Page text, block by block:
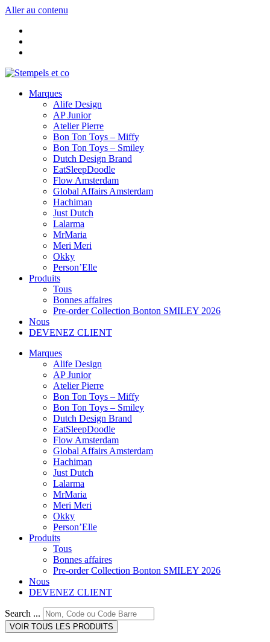
Aller au contenu
Marques
Alife Design
AP Junior
Atelier Pierre
Bon Ton Toys – Miffy
Bon Ton Toys – Smiley
Dutch Design Brand
EatSleepDoodle
Flow Amsterdam
Global Affairs Amsterdam
Hachiman
Just Dutch
Lalarma
MrMaria
Meri Meri
Okky
Person’Elle
Produits
Tous
Bonnes affaires
Pre-order Collection Bonton SMILEY 2026
Nous
DEVENEZ CLIENT
Marques
Alife Design
AP Junior
Atelier Pierre
Bon Ton Toys – Miffy
Bon Ton Toys – Smiley
Dutch Design Brand
EatSleepDoodle
Flow Amsterdam
Global Affairs Amsterdam
Hachiman
Just Dutch
Lalarma
MrMaria
Meri Meri
Okky
Person’Elle
Produits
Tous
Bonnes affaires
Pre-order Collection Bonton SMILEY 2026
Nous
DEVENEZ CLIENT
Search ...
VOIR TOUS LES PRODUITS